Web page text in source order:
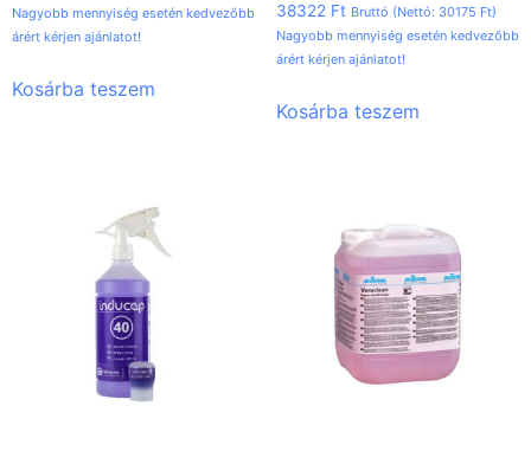
Nagyobb mennyiség esetén kedvezőbb
árért kérjen ajánlatot!
Kosárba teszem
38322 Ft Bruttó (Nettó: 30175 Ft)
Nagyobb mennyiség esetén kedvezőbb
árért kérjen ajánlatot!
Kosárba teszem